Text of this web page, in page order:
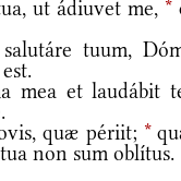
ut ádiuvet me, *
tuum,
mea et laudábit
quæ périit; *
non sum oblítus.